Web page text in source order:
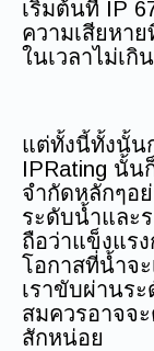
เริ่มต้นที่ IP
ความเสียหา
ในเวลาไม่เกิ
แต่ทั้งนี้ทั้งนั้น
IPRating นั้
จำกัดหลักๆอ
ระดับน้ำและ
ถือว่าแข็งแร
โอกาสที่น้ำจ
เราขับผ่านร
สมควรอาจจ
สักหน่อย